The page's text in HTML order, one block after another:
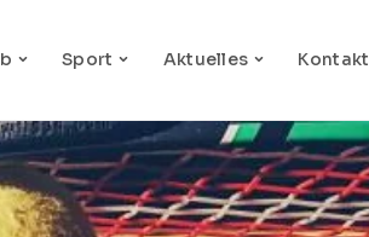
Sport Aktuelles Kontakt